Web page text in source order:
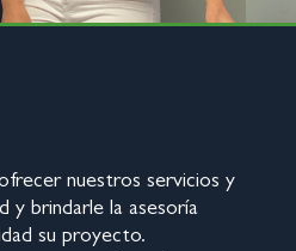
nuestros servicios y
y brindarle la asesoría
su proyecto.